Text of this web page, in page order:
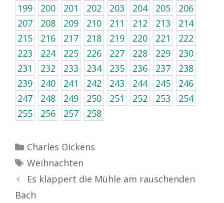
199
200 201 202 203 204 205
206
207
208 209 210 211 212 213
214
215
216 217 218 219 220 221
222
223
224 225 226 227 228 229
230
231
232 233 234 235 236 237
238
239
240 241 242 243 244 245
246
247
248 249 250 251 252 253
254
255
256 257 258
Kategorien
Charles Dickens
Schlagwörter
Weihnachten
Es klappert die Mühle am rauschenden
Bach